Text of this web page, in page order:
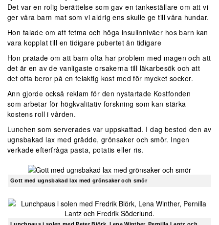
Det var en rolig berättelse som gav en tankeställare om att vi
ger våra barn mat som vi aldrig ens skulle ge till våra hundar.
Hon talade om att fetma och höga insulinnivåer hos barn kan
vara kopplat till en tidigare pubertet än tidigare
Hon pratade om att barn ofta har problem med magen och att
det är en av de vanligaste orsakerna till läkarbesök och att
det ofta beror på en felaktig kost med för mycket socker.
Ann gjorde också reklam för den nystartade Kostfonden
som arbetar för högkvalitativ forskning som kan stärka
kostens roll i vården.
Lunchen som serverades var uppskattad. I dag bestod den av
ugnsbakad lax med grädde, grönsaker och smör. Ingen
verkade efterfråga pasta, potatis eller ris.
Gott med ugnsbakad lax med grönsaker och smör